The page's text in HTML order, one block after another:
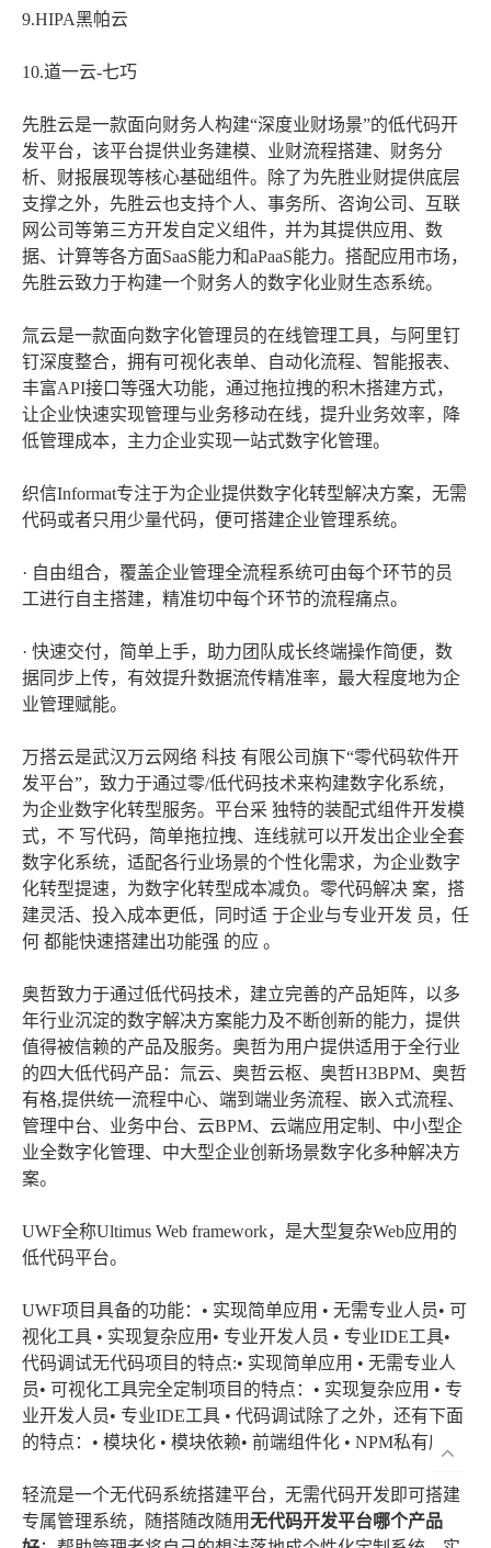
9.HIPA黑帕云
10.道一云-七巧
先胜云是一款面向财务人构建“深度业财场景”的低代码开
发平台，该平台提供业务建模、业财流程搭建、财务分
析、财报展现等核心基础组件。除了为先胜业财提供底层
支撑之外，先胜云也支持个人、事务所、咨询公司、互联
网公司等第三方开发自定义组件，并为其提供应用、数
据、计算等各方面SaaS能力和aPaaS能力。搭配应用市场，
先胜云致力于构建一个财务人的数字化业财生态系统。
氚云是一款面向数字化管理员的在线管理工具，与阿里钉
钉深度整合，拥有可视化表单、自动化流程、智能报表、
丰富API接口等强大功能，通过拖拉拽的积木搭建方式，
让企业快速实现管理与业务移动在线，提升业务效率，降
低管理成本，主力企业实现一站式数字化管理。
织信Informat专注于为企业提供数字化转型解决方案，无需
代码或者只用少量代码，便可搭建企业管理系统。
· 自由组合，覆盖企业管理全流程系统可由每个环节的员
工进行自主搭建，精准切中每个环节的流程痛点。
· 快速交付，简单上手，助力团队成长终端操作简便，数
据同步上传，有效提升数据流传精准率，最大程度地为企
业管理赋能。
万搭云是武汉万云网络 科技 有限公司旗下“零代码软件开
发平台”，致力于通过零/低代码技术来构建数字化系统，
为企业数字化转型服务。平台采 独特的装配式组件开发模
式，不 写代码，简单拖拉拽、连线就可以开发出企业全套
数字化系统，适配各行业场景的个性化需求，为企业数字
化转型提速，为数字化转型成本减负。零代码解决 案，搭
建灵活、投入成本更低，同时适 于企业与专业开发 员，任
何 都能快速搭建出功能强 的应 。
奥哲致力于通过低代码技术，建立完善的产品矩阵，以多
年行业沉淀的数字解决方案能力及不断创新的能力，提供
值得被信赖的产品及服务。奥哲为用户提供适用于全行业
的四大低代码产品：氚云、奥哲云枢、奥哲H3BPM、奥哲
有格,提供统一流程中心、端到端业务流程、嵌入式流程、
管理中台、业务中台、云BPM、云端应用定制、中小型企
业全数字化管理、中大型企业创新场景数字化多种解决方
案。
UWF全称Ultimus Web framework，是大型复杂Web应用的
低代码平台。
UWF项目具备的功能：• 实现简单应用 • 无需专业人员• 可
视化工具 • 实现复杂应用• 专业开发人员 • 专业IDE工具•
代码调试无代码项目的特点:• 实现简单应用 • 无需专业人
员• 可视化工具完全定制项目的特点：• 实现复杂应用 • 专
业开发人员• 专业IDE工具 • 代码调试除了之外，还有下面
的特点：• 模块化 • 模块依赖• 前端组件化 • NPM私有库
轻流是一个无代码系统搭建平台，无需代码开发即可搭建
专属管理系统，随搭随改随用无代码开发平台哪个产品